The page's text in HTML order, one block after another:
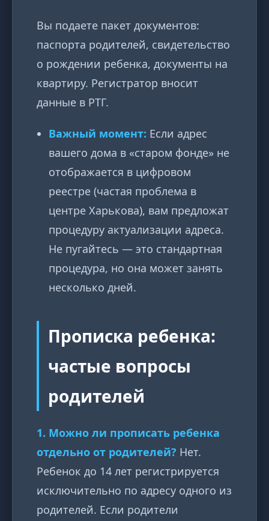
Вы подаете пакет документов:
паспорта родителей, свидетельство
о рождении ребенка, документы на
квартиру. Регистратор вносит
данные в РТГ.
Важный момент: Если адрес
вашего дома в «старом фонде» не
отображается в цифровом
реестре (частая проблема в
центре Харькова), вам предложат
процедуру актуализации адреса.
Не пугайтесь — это стандартная
процедура, но она может занять
несколько дней.
Прописка ребенка:
частые вопросы
родителей
1. Можно ли прописать ребенка
отдельно от родителей? Нет.
Ребенок до 14 лет регистрируется
исключительно по адресу одного из
родителей. Если родители